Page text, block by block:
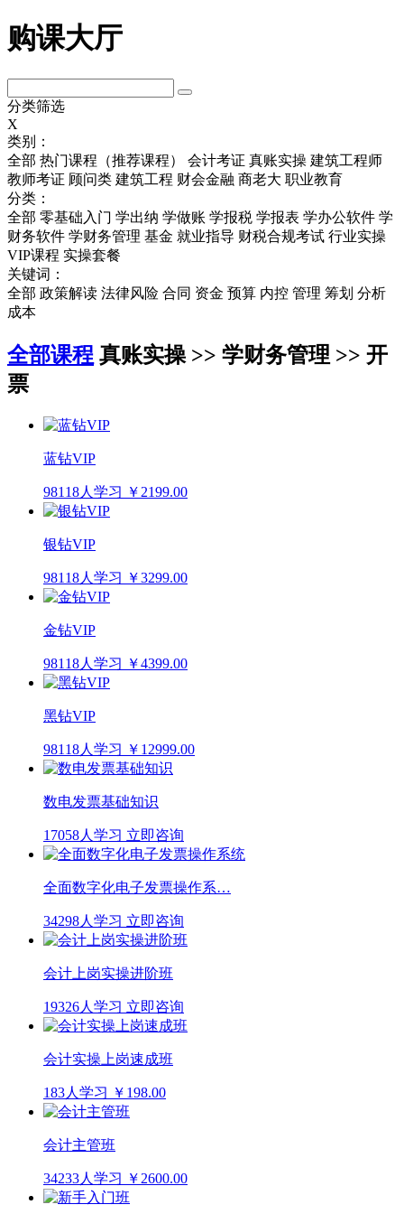
购课大厅
分类筛选
X
类别：
全部 热门课程（推荐课程） 会计考证 真账实操 建筑工程师
教师考证 顾问类 建筑工程 财会金融 商老大 职业教育
分类：
全部 零基础入门 学出纳 学做账 学报税 学报表 学办公软件 学
财务软件 学财务管理 基金 就业指导 财税合规考试 行业实操
VIP课程 实操套餐
关键词：
全部 政策解读 法律风险 合同 资金 预算 内控 管理 筹划 分析
成本
全部课程 真账实操 >> 学财务管理 >> 开
票
蓝钻VIP
98118人学习 ￥2199.00
银钻VIP
98118人学习 ￥3299.00
金钻VIP
98118人学习 ￥4399.00
黑钻VIP
98118人学习 ￥12999.00
数电发票基础知识
17058人学习 立即咨询
全面数字化电子发票操作系…
34298人学习 立即咨询
会计上岗实操进阶班
19326人学习 立即咨询
会计实操上岗速成班
183人学习 ￥198.00
会计主管班
34233人学习 ￥2600.00